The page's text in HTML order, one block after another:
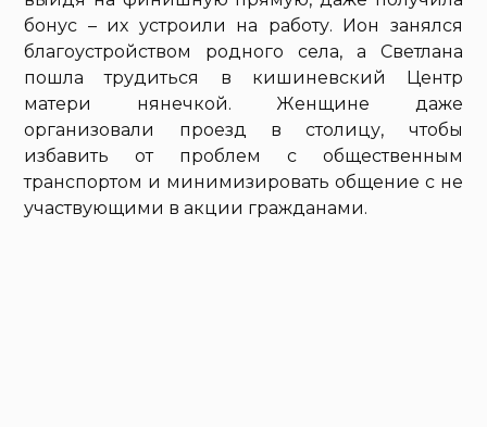
бонус – их устроили на работу. Ион занялся
благоустройством родного села, а Светлана
пошла трудиться в кишиневский Центр
матери нянечкой. Женщине даже
организовали проезд в столицу, чтобы
избавить от проблем с общественным
транспортом и минимизировать общение с не
участвующими в акции гражданами.